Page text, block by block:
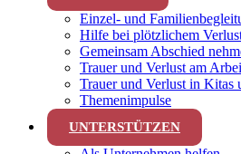
Einzel- und
Hilfe bei plötzlichem
Gemeinsam Abschied
Trauer und Verlust am
Trauer und Verlust in Kitas
Themenimpulse
UNTERSTÜTZEN